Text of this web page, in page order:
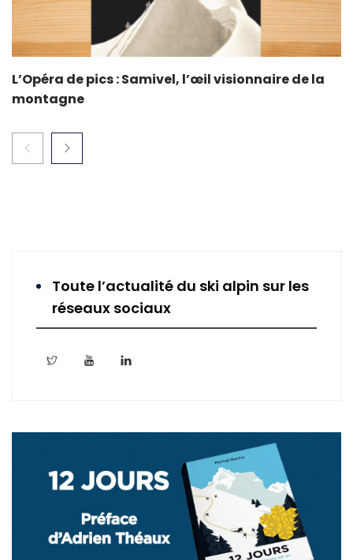
L’Opéra de pics : Samivel, l’œil visionnaire de la
montagne
Toute l’actualité du ski alpin sur les
réseaux sociaux